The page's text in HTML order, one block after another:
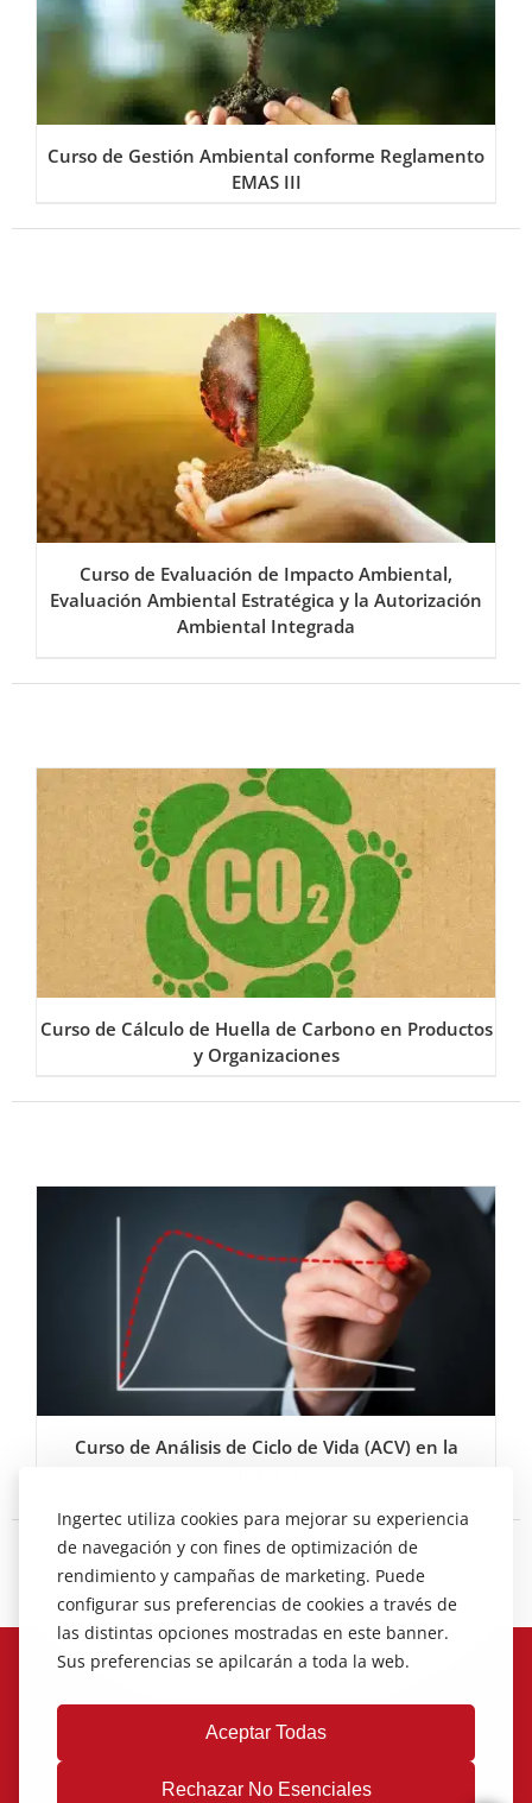
Curso de Gestión Ambiental conforme Reglamento
EMAS III
Curso de Evaluación de Impacto Ambiental,
Evaluación Ambiental Estratégica y la Autorización
Ambiental Integrada
Curso de Cálculo de Huella de Carbono en Productos
y Organizaciones
Curso de Análisis de Ciclo de Vida (ACV) en la
Ingertec utiliza cookies para mejorar su experiencia
de navegación y con fines de optimización de
rendimiento y campañas de marketing. Puede
configurar sus preferencias de cookies a través de
las distintas opciones mostradas en este banner.
Sus preferencias se apilcarán a toda la web.
Aceptar Todas
Rechazar No Esenciales